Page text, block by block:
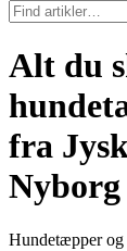
Alt du
fra
Nyborg
Hundetæpper